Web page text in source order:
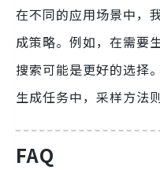
在不同的应用场景中，
成策略。例如，在需要
搜索可能是更好的选择
生成任务中，采样方法
FAQ